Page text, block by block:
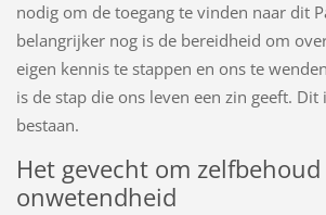
nodig om de toegang te vinden naar dit
belangrijker nog is de bereidheid om
eigen kennis te stappen en ons te
is de stap die ons leven een zin geeft.
bestaan.
Het gevecht om
onwetendheid